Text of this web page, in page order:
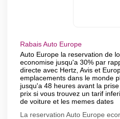
Rabais Auto Europe
Auto Europe la reservation de
economise jusqu'a 30% par
directe avec Hertz, Avis et
emplacements dans le monde
jusqu'a 48 heures avant la
prix si vous trouvez un tarif
de voiture et les memes dates
La reservation Auto Europe